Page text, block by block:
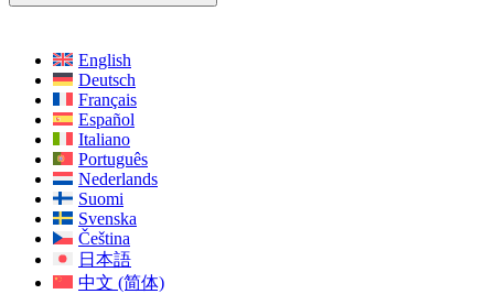
English
Deutsch
Français
Español
Italiano
Português
Nederlands
Suomi
Svenska
Čeština
日本語
中文 (简体)